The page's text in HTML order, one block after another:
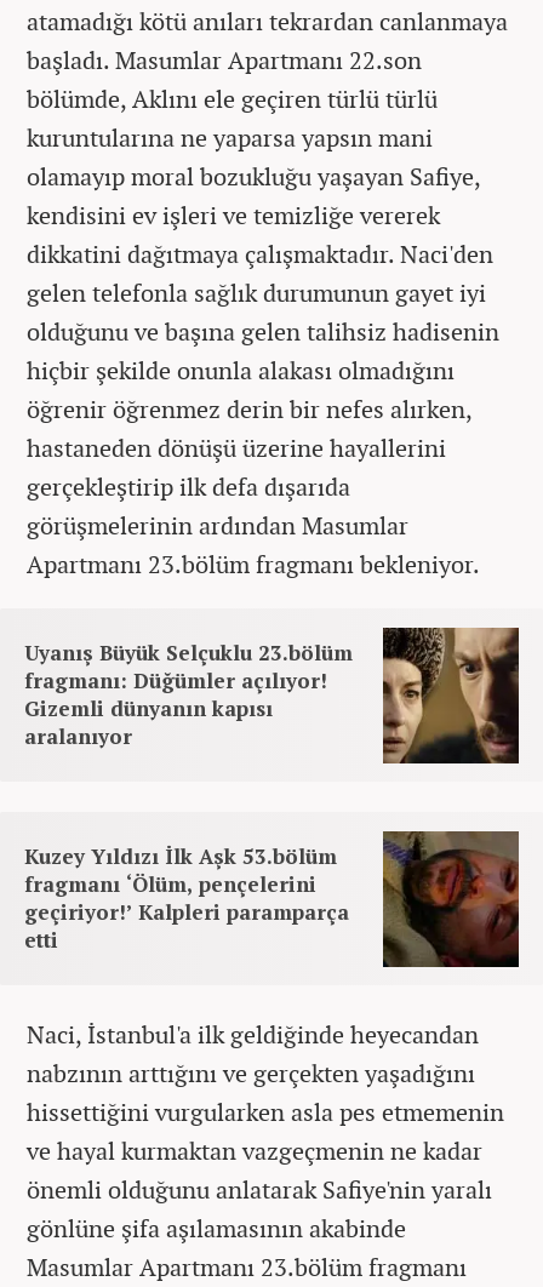
atamadığı kötü anıları tekrardan canlanmaya
başladı. Masumlar Apartmanı 22.son
bölümde, Aklını ele geçiren türlü türlü
kuruntularına ne yaparsa yapsın mani
olamayıp moral bozukluğu yaşayan Safiye,
kendisini ev işleri ve temizliğe vererek
dikkatini dağıtmaya çalışmaktadır. Naci'den
gelen telefonla sağlık durumunun gayet iyi
olduğunu ve başına gelen talihsiz hadisenin
hiçbir şekilde onunla alakası olmadığını
öğrenir öğrenmez derin bir nefes alırken,
hastaneden dönüşü üzerine hayallerini
gerçekleştirip ilk defa dışarıda
görüşmelerinin ardından Masumlar
Apartmanı 23.bölüm fragmanı bekleniyor.
Uyanış Büyük Selçuklu 23.bölüm
fragmanı: Düğümler açılıyor!
Gizemli dünyanın kapısı
aralanıyor
Kuzey Yıldızı İlk Aşk 53.bölüm
fragmanı ‘Ölüm, pençelerini
geçiriyor!’ Kalpleri paramparça
etti
Naci, İstanbul'a ilk geldiğinde heyecandan
nabzının arttığını ve gerçekten yaşadığını
hissettiğini vurgularken asla pes etmemenin
ve hayal kurmaktan vazgeçmenin ne kadar
önemli olduğunu anlatarak Safiye'nin yaralı
gönlüne şifa aşılamasının akabinde
Masumlar Apartmanı 23.bölüm fragmanı